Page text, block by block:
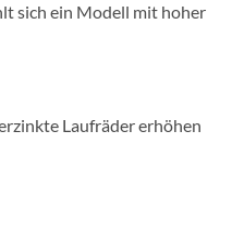
sich ein Modell mit hoher
Laufräder erhöhen